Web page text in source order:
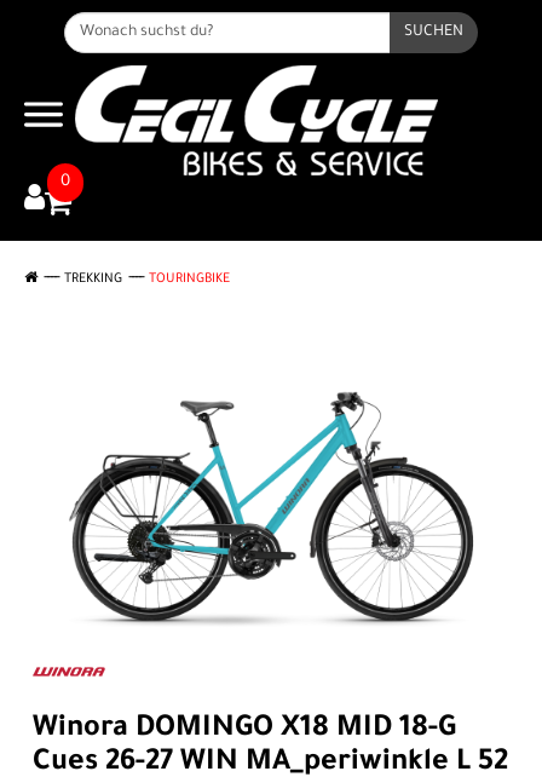
SUCHEN
0
TREKKING TOURINGBIKE
Winora DOMINGO X18 MID 18-G
Cues 26-27 WIN MA_periwinkle L 52